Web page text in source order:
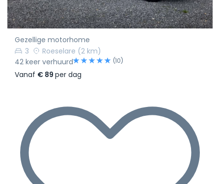
Gezellige motorhome
3
Roeselare (2 km)
42 keer verhuurd
(10)
Vanaf € 89 per dag